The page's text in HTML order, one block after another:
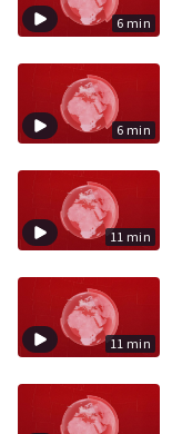
6 min
6 min
11 min
11 min